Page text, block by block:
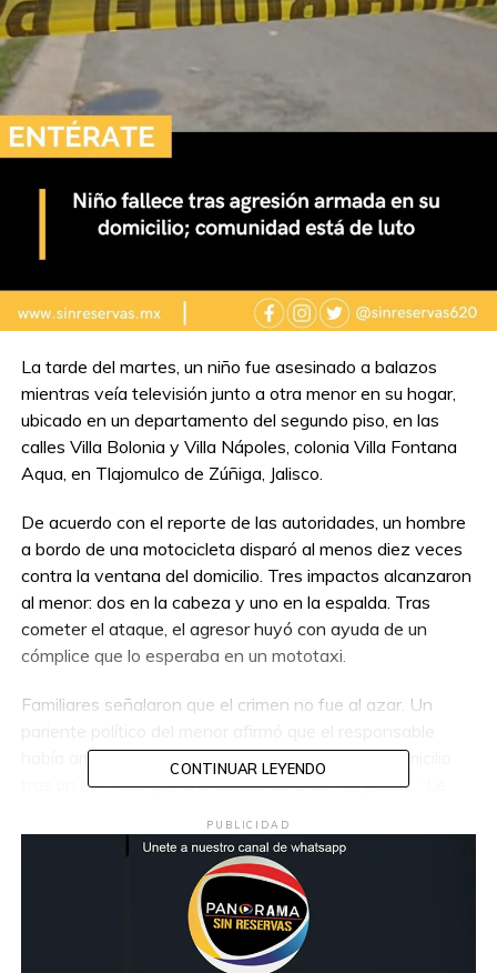
La tarde del martes, un niño fue asesinado a balazos
mientras veía televisión junto a otra menor en su hogar,
ubicado en un departamento del segundo piso, en las
calles Villa Bolonia y Villa Nápoles, colonia Villa Fontana
Aqua, en Tlajomulco de Zúñiga, Jalisco.
De acuerdo con el reporte de las autoridades, un hombre
a bordo de una motocicleta disparó al menos diez veces
contra la ventana del domicilio. Tres impactos alcanzaron
al menor: dos en la cabeza y uno en la espalda. Tras
cometer el ataque, el agresor huyó con ayuda de un
cómplice que lo esperaba en un mototaxi.
Familiares señalaron que el crimen no fue al azar. Un
había amenazado previamente a la dueña del domicilio
tras un conflicto por una deuda de cinco mil pesos. “Le
En medio del dolor, vecinos y familiares incendiaron la
motocicleta del agresor. Aunque los responsables
abandonaron su vivienda, los allegados a la víctima
aseguran que no descansarán hasta ver justicia.
CONTINUAR LEYENDO
PUBLICIDAD